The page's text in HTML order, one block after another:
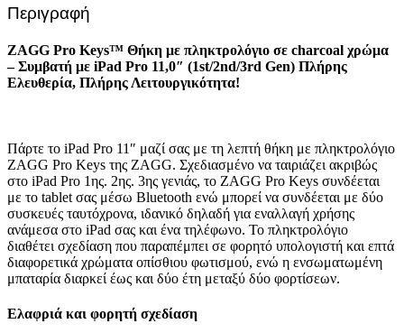
Περιγραφή
ZAGG Pro Keys™ Θήκη με πληκτρολόγιο σε charcoal χρώμα
– Συμβατή με iPad Pro 11,0″ (1st/2nd/3rd Gen) Πλήρης
Ελευθερία, Πλήρης Λειτουργικότητα!
Πάρτε το iPad Pro 11″ μαζί σας με τη λεπτή θήκη με πληκτρολόγιο
ZAGG Pro Keys της ZAGG. Σχεδιασμένο να ταιριάζει ακριβώς
στο iPad Pro 1ης. 2ης. 3ης γενιάς, το ZAGG Pro Keys συνδέεται
με το tablet σας μέσω Bluetooth ενώ μπορεί να συνδέεται με δύο
συσκευές ταυτόχρονα, ιδανικό δηλαδή για εναλλαγή χρήσης
ανάμεσα στο iPad σας και ένα τηλέφωνο. Το πληκτρολόγιο
διαθέτει σχεδίαση που παραπέμπει σε φορητό υπολογιστή και επτά
διαφορετικά χρώματα οπίσθιου φωτισμού, ενώ η ενσωματωμένη
μπαταρία διαρκεί έως και δύο έτη μεταξύ δύο φορτίσεων.
Ελαφριά και φορητή σχεδίαση